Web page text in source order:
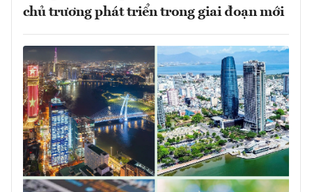
chủ trương phát triển trong giai đoạn mới